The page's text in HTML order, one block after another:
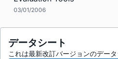
03/01/2006
データシート
これは最新改訂バージョンのデータ